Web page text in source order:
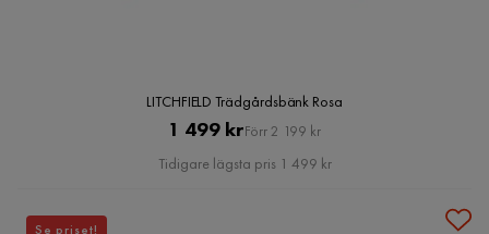
LITCHFIELD Trädgårdsbänk Rosa
Pris
1 499 krOriginal
Pris
Förr 2 199 kr
Tidigare lägsta pris 1 499 kr
Se priset!